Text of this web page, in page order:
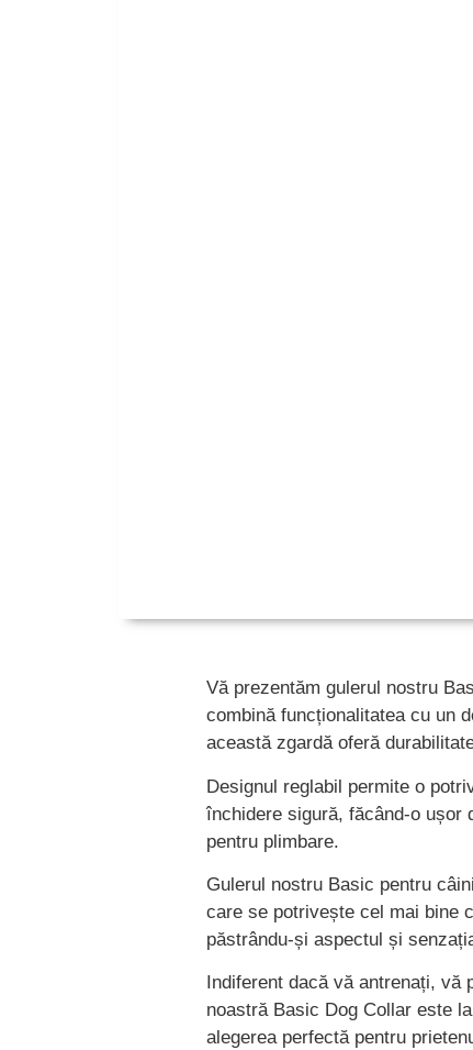
Vă prezentăm gulerul nostru
combină funcționalitatea cu un
această zgardă oferă
Designul reglabil permite o
închidere sigură, făcând-o ușor
pentru plimbare.
Gulerul nostru Basic pentru
care se potrivește cel mai bine
păstrându-și aspectul și
Indiferent dacă vă antrenați,
noastră Basic Dog Collar este
alegerea perfectă pentru